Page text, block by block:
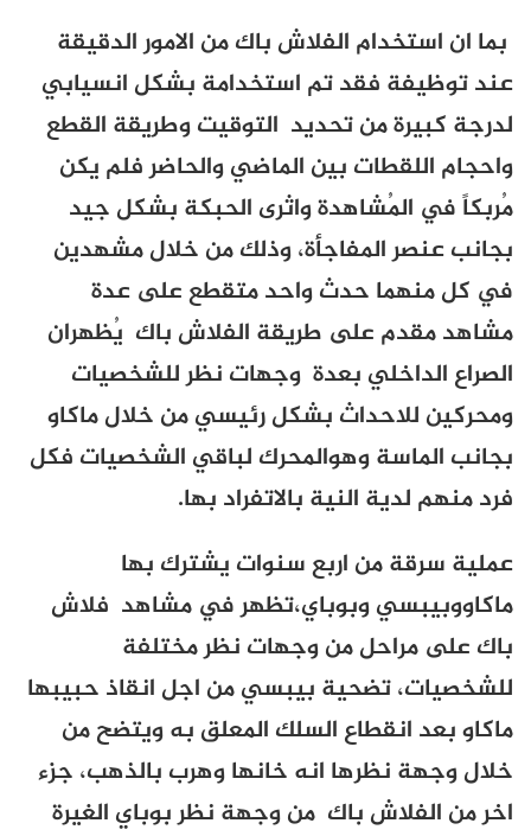
بما ان استخدام الفلاش باك من الامور الدقيقة
عند توظيفة فقد تم استخدامة بشكل انسيابي
لدرجة كبيرة من تحديد التوقيت وطريقة القطع
واحجام اللقطات بين الماضي والحاضر فلم يكن
مُربكاً في المُشاهدة واثرى الحبكة بشكل جيد
بجانب عنصر المفاجأة، وذلك من خلال مشهدين
في كل منهما حدث واحد متقطع على عدة
مشاهد مقدم على طريقة الفلاش باك يُظهران
الصراع الداخلي بعدة وجهات نظر للشخصيات
ومحركين للاحداث بشكل رئيسي من خلال ماكاو
بجانب الماسة وهوالمحرك لباقي الشخصيات فكل
فرد منهم لدية النية بالاتفراد بها.
عملية سرقة من اربع سنوات يشترك بها
ماكاووبيبسي وبوباي،تظهرفي مشاهد فلاش
باك على مراحل من وجهات نظر مختلفة
للشخصيات، تضحية بيبسي من اجل انقاذ حبيبها
ماكاو بعد انقطاع السلك المعلق به ويتضح من
خلال وجهة نظرها انه خانها وهرب بالذهب، جزء
اخر من الفلاش باك من وجهة نظربوباي الغيرة